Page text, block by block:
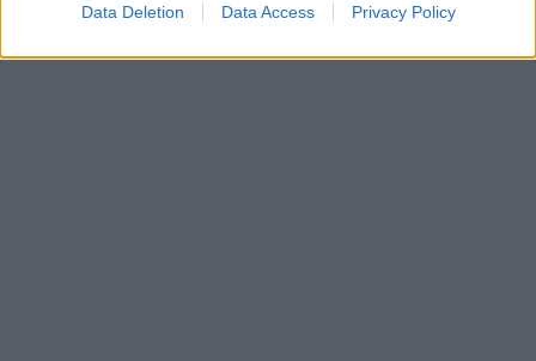
Data Deletion Data Access Privacy Policy